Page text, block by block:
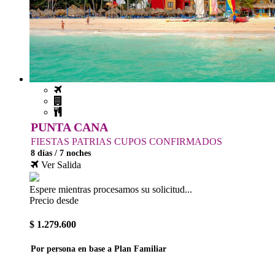
PUNTA CANA
FIESTAS PATRIAS CUPOS CONFIRMADOS
8 días / 7 noches
Ver Salida
Espere mientras procesamos su solicitud...
Precio desde
$ 1.279.600
Por persona en base a Plan Familiar